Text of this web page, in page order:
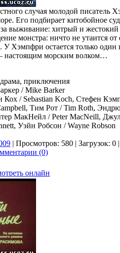
случая молодой
Его подбирает китобойное
за выживание: хитрый и
монстра: ничто не утаится
У Хэмпфри остается только
настоящим морским волком…
приключения
/ Mike Barker
Кох / Sebastian Koch, Стефен
Тим Рот / Tim Roth,
МакНейл / Peter MacNeill,
Уэйн Робсон / Wayne Robson
| Просмотров: 580 | Загрузок: 0
(0)
онлайн